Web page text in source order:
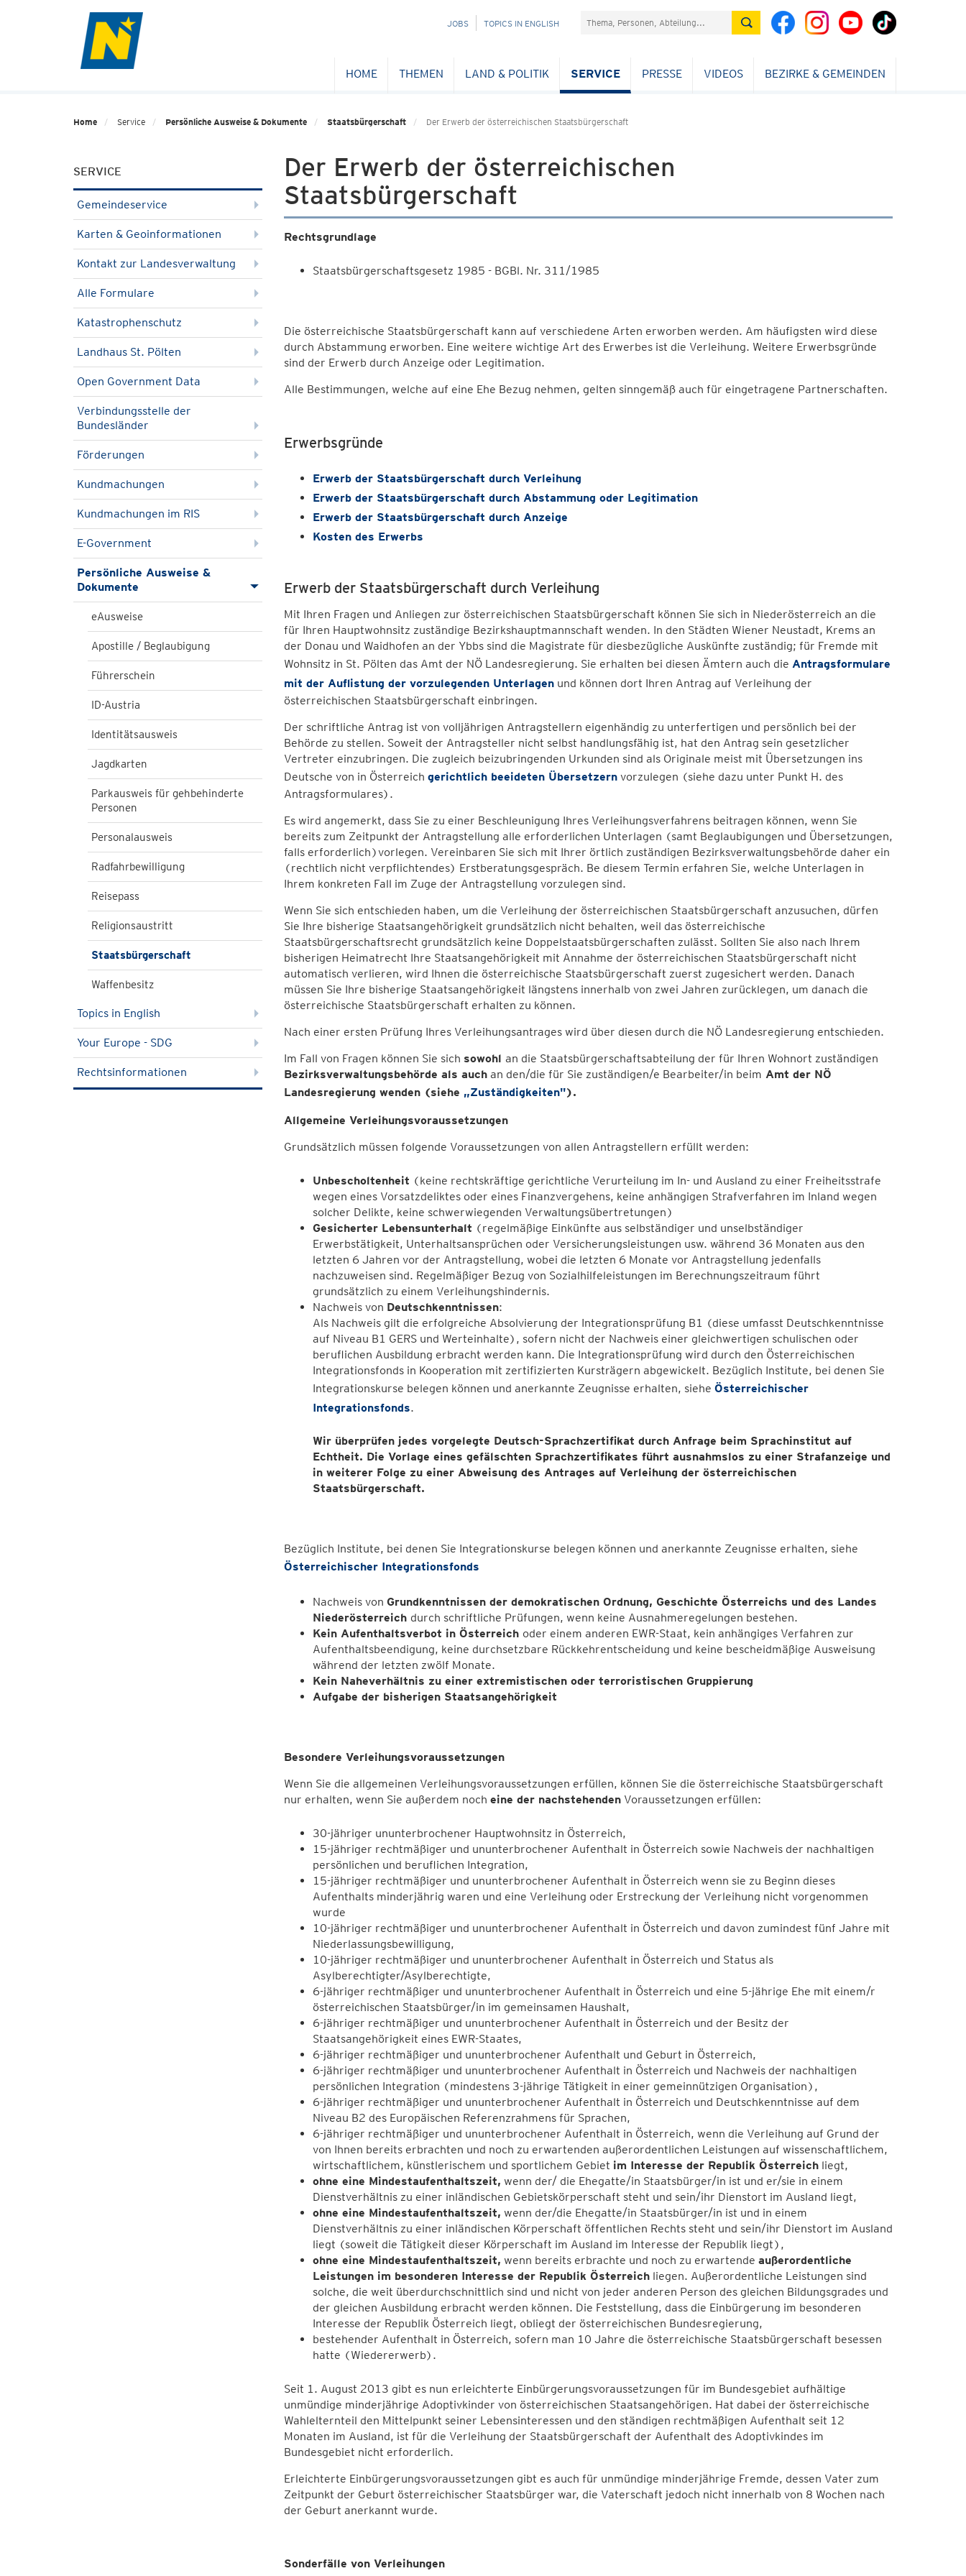
NAVIGATION
JOBS TOPICS IN ENGLISH Suchefeld
HOME THEMEN LAND & POLITIK SERVICE PRESSE VIDEOS BEZIRKE & GEMEINDEN
Home Service Persönliche Ausweise & Dokumente Staatsbürgerschaft Der Erwerb der österreichischen Staatsbürgerschaft
SERVICE
Gemeindeservice
Karten & Geoinformationen
Kontakt zur Landesverwaltung
Alle Formulare
Katastrophenschutz
Landhaus St. Pölten
Open Government Data
Verbindungsstelle der
Bundesländer
Förderungen
Kundmachungen
Kundmachungen im RIS
E-Government
Persönliche Ausweise &
Dokumente
eAusweise
Apostille / Beglaubigung
Führerschein
ID-Austria
Identitätsausweis
Jagdkarten
Parkausweis für gehbehinderte
Personen
Personalausweis
Radfahrbewilligung
Reisepass
Religionsaustritt
Staatsbürgerschaft
Waffenbesitz
Topics in English
Your Europe - SDG
Rechtsinformationen
Der Erwerb der österreichischen
Staatsbürgerschaft
Rechtsgrundlage
Staatsbürgerschaftsgesetz 1985 - BGBl. Nr. 311/1985
Die österreichische Staatsbürgerschaft kann auf verschiedene Arten erworben werden. Am häufigsten wird diese
durch Abstammung erworben. Eine weitere wichtige Art des Erwerbes ist die Verleihung. Weitere Erwerbsgründe
sind der Erwerb durch Anzeige oder Legitimation.
Alle Bestimmungen, welche auf eine Ehe Bezug nehmen, gelten sinngemäß auch für eingetragene Partnerschaften.
Erwerbsgründe
Erwerb der Staatsbürgerschaft durch Verleihung
Erwerb der Staatsbürgerschaft durch Abstammung oder Legitimation
Erwerb der Staatsbürgerschaft durch Anzeige
Kosten des Erwerbs
Erwerb der Staatsbürgerschaft durch Verleihung
Mit Ihren Fragen und Anliegen zur österreichischen Staatsbürgerschaft können Sie sich in Niederösterreich an die
für Ihren Hauptwohnsitz zuständige Bezirkshauptmannschaft wenden. In den Städten Wiener Neustadt, Krems an
der Donau und Waidhofen an der Ybbs sind die Magistrate für diesbezügliche Auskünfte zuständig; für Fremde mit
Wohnsitz in St. Pölten das Amt der NÖ Landesregierung. Sie erhalten bei diesen Ämtern auch die Antragsformulare
mit der Auflistung der vorzulegenden Unterlagenund können dort Ihren Antrag auf Verleihung der
österreichischen Staatsbürgerschaft einbringen.
Der schriftliche Antrag ist von volljährigen Antragstellern eigenhändig zu unterfertigen und persönlich bei der
Behörde zu stellen. Soweit der Antragsteller nicht selbst handlungsfähig ist, hat den Antrag sein gesetzlicher
Vertreter einzubringen. Die zugleich beizubringenden Urkunden sind als Originale meist mit Übersetzungen ins
Deutsche von in Österreich gerichtlich beeideten Übersetzernvorzulegen (siehe dazu unter Punkt H. des
Antragsformulares).
Es wird angemerkt, dass Sie zu einer Beschleunigung Ihres Verleihungsverfahrens beitragen können, wenn Sie
bereits zum Zeitpunkt der Antragstellung alle erforderlichen Unterlagen (samt Beglaubigungen und Übersetzungen,
falls erforderlich)vorlegen. Vereinbaren Sie sich mit Ihrer örtlich zuständigen Bezirksverwaltungsbehörde daher ein
(rechtlich nicht verpflichtendes) Erstberatungsgespräch. Be diesem Termin erfahren Sie, welche Unterlagen in
Ihrem konkreten Fall im Zuge der Antragstellung vorzulegen sind.
Wenn Sie sich entschieden haben, um die Verleihung der österreichischen Staatsbürgerschaft anzusuchen, dürfen
Sie Ihre bisherige Staatsangehörigkeit grundsätzlich nicht behalten, weil das österreichische
Staatsbürgerschaftsrecht grundsätzlich keine Doppelstaatsbürgerschaften zulässt. Sollten Sie also nach Ihrem
bisherigen Heimatrecht Ihre Staatsangehörigkeit mit Annahme der österreichischen Staatsbürgerschaft nicht
automatisch verlieren, wird Ihnen die österreichische Staatsbürgerschaft zuerst zugesichert werden. Danach
müssen Sie Ihre bisherige Staatsangehörigkeit längstens innerhalb von zwei Jahren zurücklegen, um danach die
österreichische Staatsbürgerschaft erhalten zu können.
Nach einer ersten Prüfung Ihres Verleihungsantrages wird über diesen durch die NÖ Landesregierung entschieden.
Im Fall von Fragen können Sie sich sowohl an die Staatsbürgerschaftsabteilung der für Ihren Wohnort zuständigen
Bezirksverwaltungsbehörde als auchan den/die für Sie zuständigen/e Bearbeiter/in beim Amt der NÖ
Landesregierung wenden (siehe „Zuständigkeiten").
Allgemeine Verleihungsvoraussetzungen
Grundsätzlich müssen folgende Voraussetzungen von allen Antragstellern erfüllt werden:
Unbescholtenheit (keine rechtskräftige gerichtliche Verurteilung im In- und Ausland zu einer Freiheitsstrafe
wegen eines Vorsatzdeliktes oder eines Finanzvergehens, keine anhängigen Strafverfahren im Inland wegen
solcher Delikte, keine schwerwiegenden Verwaltungsübertretungen)
Gesicherter Lebensunterhalt (regelmäßige Einkünfte aus selbständiger und unselbständiger
Erwerbstätigkeit, Unterhaltsansprüchen oder Versicherungsleistungen usw. während 36 Monaten aus den
letzten 6 Jahren vor der Antragstellung, wobei die letzten 6 Monate vor Antragstellung jedenfalls
nachzuweisen sind. Regelmäßiger Bezug von Sozialhilfeleistungen im Berechnungszeitraum führt
grundsätzlich zu einem Verleihungshindernis.
Nachweis von Deutschkenntnissen:
Als Nachweis gilt die erfolgreiche Absolvierung der Integrationsprüfung B1 (diese umfasst Deutschkenntnisse
auf Niveau B1 GERS und Werteinhalte), sofern nicht der Nachweis einer gleichwertigen schulischen oder
beruﬂichen Ausbildung erbracht werden kann. Die Integrationsprüfung wird durch den Österreichischen
Integrationsfonds in Kooperation mit zertiﬁzierten Kursträgern abgewickelt. Bezüglich Institute, bei denen Sie
Integrationskurse belegen können und anerkannte Zeugnisse erhalten, siehe Österreichischer
Integrationsfonds.
Wir überprüfen jedes vorgelegte Deutsch-Sprachzertifikat durch Anfrage beim Sprachinstitut auf
Echtheit. Die Vorlage eines gefälschten Sprachzertifikates führt ausnahmslos zu einer Strafanzeige und
in weiterer Folge zu einer Abweisung des Antrages auf Verleihung der österreichischen
Staatsbürgerschaft.
Bezüglich Institute, bei denen Sie Integrationskurse belegen können und anerkannte Zeugnisse erhalten, siehe
Österreichischer Integrationsfonds
Nachweis von Grundkenntnissen der demokratischen Ordnung, Geschichte Österreichs und des Landes
Niederösterreich durch schriftliche Prüfungen, wenn keine Ausnahmeregelungen bestehen.
Kein Aufenthaltsverbot in Österreich oder einem anderen EWR-Staat, kein anhängiges Verfahren zur
Aufenthaltsbeendigung, keine durchsetzbare Rückkehrentscheidung und keine bescheidmäßige Ausweisung
während der letzten zwölf Monate.
Kein Naheverhältnis zu einer extremistischen oder terroristischen Gruppierung
Aufgabe der bisherigen Staatsangehörigkeit
Besondere Verleihungsvoraussetzungen
Wenn Sie die allgemeinen Verleihungsvoraussetzungen erfüllen, können Sie die österreichische Staatsbürgerschaft
nur erhalten, wenn Sie außerdem noch eine der nachstehendenVoraussetzungen erfüllen:
30-jähriger ununterbrochener Hauptwohnsitz in Österreich,
15-jähriger rechtmäßiger und ununterbrochener Aufenthalt in Österreich sowie Nachweis der nachhaltigen
persönlichen und beruflichen Integration,
15-jähriger rechtmäßiger und ununterbrochener Aufenthalt in Österreich wenn sie zu Beginn dieses
Aufenthalts minderjährig waren und eine Verleihung oder Erstreckung der Verleihung nicht vorgenommen
wurde
10-jähriger rechtmäßiger und ununterbrochener Aufenthalt in Österreich und davon zumindest fünf Jahre mit
Niederlassungsbewilligung,
10-jähriger rechtmäßiger und ununterbrochener Aufenthalt in Österreich und Status als
Asylberechtigter/Asylberechtigte,
6-jähriger rechtmäßiger und ununterbrochener Aufenthalt in Österreich und eine 5-jährige Ehe mit einem/r
österreichischen Staatsbürger/in im gemeinsamen Haushalt,
6-jähriger rechtmäßiger und ununterbrochener Aufenthalt in Österreich und der Besitz der
Staatsangehörigkeit eines EWR-Staates,
6-jähriger rechtmäßiger und ununterbrochener Aufenthalt und Geburt in Österreich,
6-jähriger rechtmäßiger und ununterbrochener Aufenthalt in Österreich und Nachweis der nachhaltigen
persönlichen Integration (mindestens 3-jährige Tätigkeit in einer gemeinnützigen Organisation),
6-jähriger rechtmäßiger und ununterbrochener Aufenthalt in Österreich und Deutschkenntnisse auf dem
Niveau B2 des Europäischen Referenzrahmens für Sprachen,
6-jähriger rechtmäßiger und ununterbrochener Aufenthalt in Österreich, wenn die Verleihung auf Grund der
von Ihnen bereits erbrachten und noch zu erwartenden außerordentlichen Leistungen auf wissenschaftlichem,
wirtschaftlichem, künstlerischem und sportlichem Gebiet im Interesse der Republik Österreichliegt,
ohne eine Mindestaufenthaltszeit, wenn der/ die Ehegatte/in Staatsbürger/in ist und er/sie in einem
Dienstverhältnis zu einer inländischen Gebietskörperschaft steht und sein/ihr Dienstort im Ausland liegt,
ohne eine Mindestaufenthaltszeit, wenn der/die Ehegatte/in Staatsbürger/in ist und in einem
Dienstverhältnis zu einer inländischen Körperschaft öffentlichen Rechts steht und sein/ihr Dienstort im Ausland
liegt (soweit die Tätigkeit dieser Körperschaft im Ausland im Interesse der Republik liegt),
ohne eine Mindestaufenthaltszeit, wenn bereits erbrachte und noch zu erwartende außerordentliche
Leistungen im besonderen Interesse der Republik Österreichliegen. Außerordentliche Leistungen sind
solche, die weit überdurchschnittlich sind und nicht von jeder anderen Person des gleichen Bildungsgrades und
der gleichen Ausbildung erbracht werden können. Die Feststellung, dass die Einbürgerung im besonderen
Interesse der Republik Österreich liegt, obliegt der österreichischen Bundesregierung,
bestehender Aufenthalt in Österreich, sofern man 10 Jahre die österreichische Staatsbürgerschaft besessen
hatte (Wiedererwerb).
Seit 1. August 2013 gibt es nun erleichterte Einbürgerungsvoraussetzungen für im Bundesgebiet aufhältige
unmündige minderjährige Adoptivkinder von österreichischen Staatsangehörigen. Hat dabei der österreichische
Wahlelternteil den Mittelpunkt seiner Lebensinteressen und den ständigen rechtmäßigen Aufenthalt seit 12
Monaten im Ausland, ist für die Verleihung der Staatsbürgerschaft der Aufenthalt des Adoptivkindes im
Bundesgebiet nicht erforderlich.
Erleichterte Einbürgerungsvoraussetzungen gibt es auch für unmündige minderjährige Fremde, dessen Vater zum
Zeitpunkt der Geburt österreichischer Staatsbürger war, die Vaterschaft jedoch nicht innerhalb von 8 Wochen nach
der Geburt anerkannt wurde.
Sonderfälle von Verleihungen